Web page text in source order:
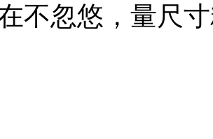
不忽悠，量尺